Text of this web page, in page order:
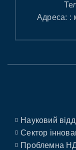
Адреса: :
Науковий
Сектор
Проблемна